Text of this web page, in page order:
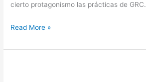
cierto protagonismo las prácticas de GRC.
Read More »